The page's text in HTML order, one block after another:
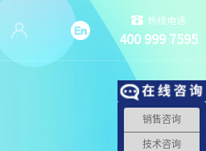
热线电话
400 999 7595
销售咨询
技术咨询